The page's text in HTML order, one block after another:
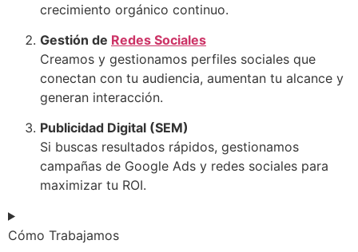
crecimiento orgánico continuo.
Gestión de Redes Sociales
Creamos y gestionamos perfiles sociales que
conectan con tu audiencia, aumentan tu alcance y
generan interacción.
Publicidad Digital (SEM)
Si buscas resultados rápidos, gestionamos
campañas de Google Ads y redes sociales para
maximizar tu ROI.
Cómo Trabajamos